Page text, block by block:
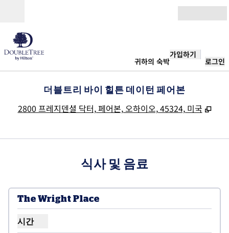
귀하의 숙박
가입하기
로그인
더블트리 바이 힐튼 데이턴 페어본
2800 프레지덴셜 닥터, 페어본, 오하이오, 45324, 미국 ,
식사 및 음료
The Wright Place
시간
Wright Place 시간 표시